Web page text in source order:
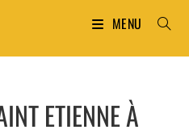
MENU
ETIENNE À